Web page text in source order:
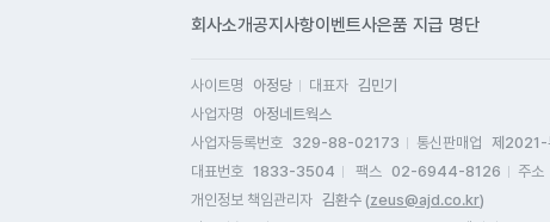
회사소개공지사항이벤트사은품 지급 명단
사이트명 아정당 대표자 김민기
사업자명
아정네트웍스
사업자등록번호 329-88-02173 통신판매업
제2021-
대표번호 1833-3504 팩스 02-6944-8126 주소
개인정보 책임관리자 김환수 (zeus@ajd.co.kr)